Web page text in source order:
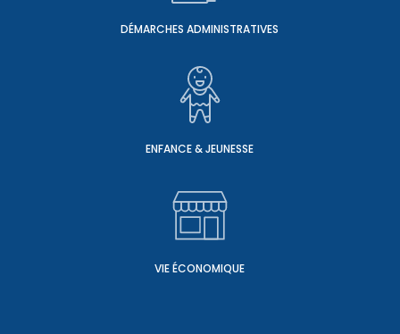
DÉMARCHES ADMINISTRATIVES
ENFANCE & JEUNESSE
VIE ÉCONOMIQUE